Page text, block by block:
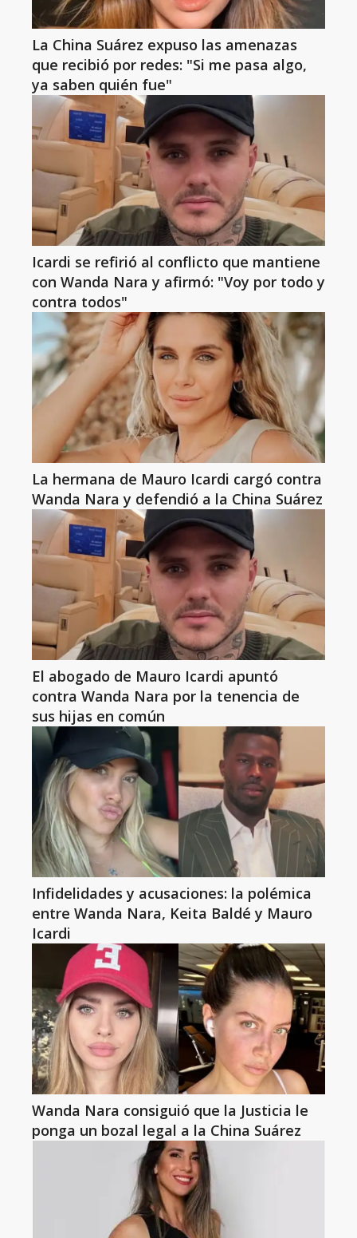
La China Suárez expuso las amenazas
que recibió por redes: "Si me pasa algo,
ya saben quién fue"
Icardi se refirió al conflicto que mantiene
con Wanda Nara y afirmó: "Voy por todo y
contra todos"
La hermana de Mauro Icardi cargó contra
Wanda Nara y defendió a la China Suárez
El abogado de Mauro Icardi apuntó
contra Wanda Nara por la tenencia de
sus hijas en común
Infidelidades y acusaciones: la polémica
entre Wanda Nara, Keita Baldé y Mauro
Icardi
Wanda Nara consiguió que la Justicia le
ponga un bozal legal a la China Suárez